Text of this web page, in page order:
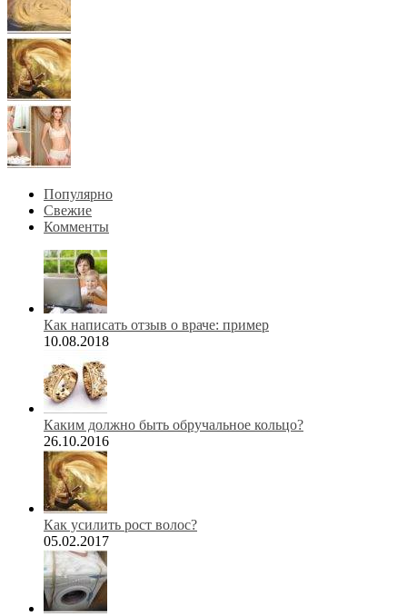
Популярно
Свежие
Комменты
Как написать отзыв о враче: пример
10.08.2018
Каким должно быть обручальное кольцо?
26.10.2016
Как усилить рост волос?
05.02.2017